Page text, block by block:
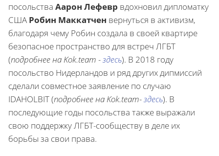
посольства Аарон Лефевр вдохновил дипломатку
США Робин Маккатчен вернуться в активизм,
благодаря чему Робин создала в своей квартире
безопасное пространство для встреч ЛГБТ
(подробнее на Kok.team -здесь). В 2018 году
посольство Нидерландов и ряд других дипмиссий
сделали совместное заявление по случаю
IDAHOLBIT (подробнее на Kok.team-здесь). В
последующие годы посольства также выражали
свою поддержку ЛГБТ-сообществу в деле их
борьбы за свои права.